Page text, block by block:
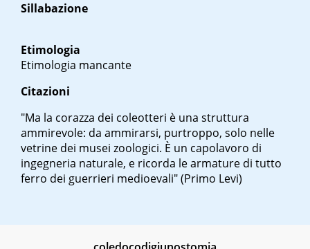
Sillabazione
Etimologia
Etimologia mancante
Citazioni
"Ma la corazza dei coleotteri è una struttura
ammirevole: da ammirarsi, purtroppo, solo nelle
vetrine dei musei zoologici. È un capolavoro di
ingegneria naturale, e ricorda le armature di tutto
ferro dei guerrieri medioevali" (Primo Levi)